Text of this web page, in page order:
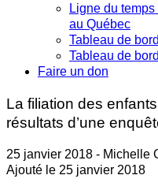
Ligne du
au Québec
Tableau de
Tableau de
Faire un don
La filiation des
résultats d’une
25 janvier 2018 - Michelle
Ajouté le 25 janvier 2018